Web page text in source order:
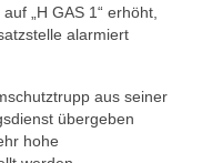
2021
„H GAS 1“ erhöht,
alarmiert
aus seiner
übergeben
hohe